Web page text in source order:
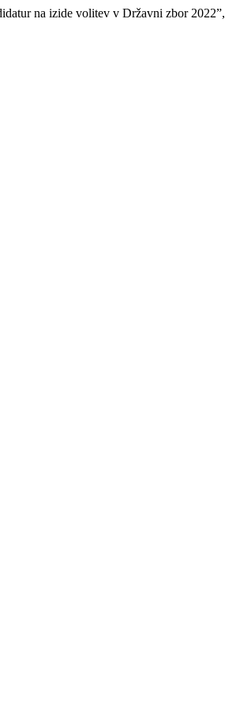
na izide volitev v Državni zbor 2022”,